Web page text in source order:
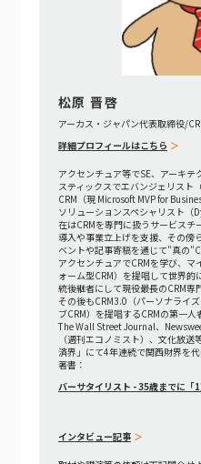
松原 晋啓
アーカス・ジャパン代表取締役/
詳細プロフィールはこちら
アクセンチュア等でSE、アーキ
スティックスでエバンジェリスト
CRM（現 Microsoft MVP for
ソリューションスペシャリスト（
在はCRMを専門に扱うサービスチ
導入や事業立上げを支援、その傍
ベントや記事寄稿を通じて"真の
アクセンチュアでCRMを学び、
ォーム型CRM）を提唱して世界的
統後継者にして現役最長のCRM専
その後もCRM3.0（パーソナライ
ブCRM）を提唱するCRMの第一人
The Wall Street Journal、
（週刊エコノミスト）、文化放
済界」にて4年連続で関西財界を
著書：
バーサタイリスト - 35歳までに「
インタビュー記事